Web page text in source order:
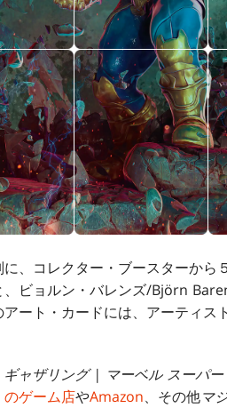
、コレクター・ブースターから
ビョルン・バレンズ/Björn
ート・カードには、アーティ
ギャザリング | マーベル スーパー
のゲーム店やAmazon、その他マ